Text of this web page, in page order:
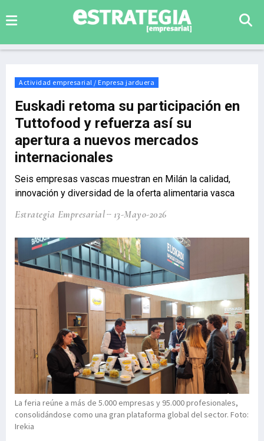
Actividad empresarial / Enpresa jarduera
Euskadi retoma su participación en
Tuttofood y refuerza así su
apertura a nuevos mercados
internacionales
Seis empresas vascas muestran en Milán la calidad,
innovación y diversidad de la oferta alimentaria vasca
Estrategia Empresarial 13-Mayo-2026
La feria reúne a más de 5.000 empresas y 95.000 profesionales,
consolidándose como una gran plataforma global del sector. Foto:
Irekia